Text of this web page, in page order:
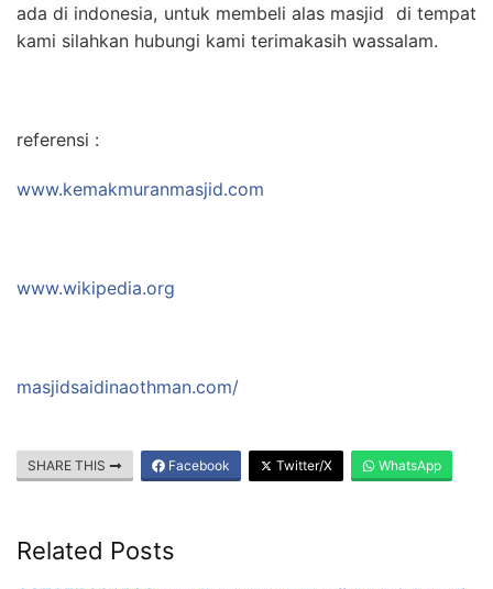
ada di indonesia, untuk membeli alas masjid di tempat
kami silahkan hubungi kami terimakasih wassalam.
referensi :
www.kemakmuranmasjid.com
www.wikipedia.org
masjidsaidinaothman.com/
SHARE THIS Facebook Twitter/X WhatsApp
Related Posts